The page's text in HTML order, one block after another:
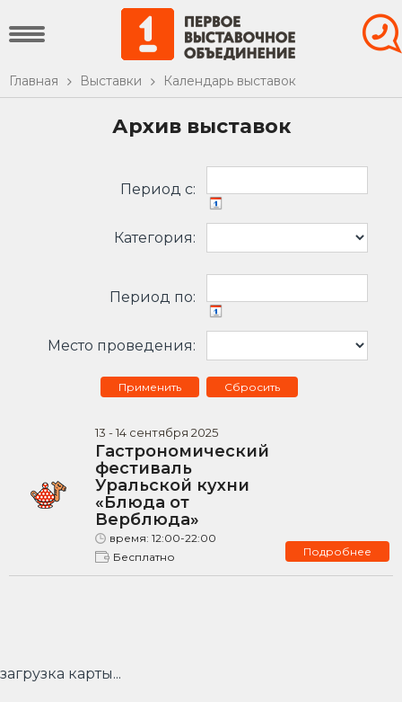
Главная Выставки Календарь выставок
Архив выставок
Период c:
Категория:
Период по:
Место проведения:
Сбросить
13 -14сентября 2025
Гастрономический
фестиваль
Уральской кухни
«Блюда от
Верблюда»
время: 12:00-22:00
Бесплатно
Подробнее
загрузка карты...